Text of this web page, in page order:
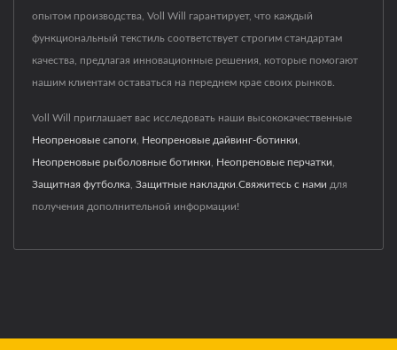
опытом производства, Voll Will гарантирует, что каждый
функциональный текстиль соответствует строгим стандартам
качества, предлагая инновационные решения, которые помогают
нашим клиентам оставаться на переднем крае своих рынков.
Voll Will приглашает вас исследовать наши высококачественные
Неопреновые сапоги Неопреновые дайвинг-ботинки
Неопреновые рыболовные ботинки Неопреновые перчатки
Защитная футболка Защитные накладки Свяжитесь с нами для
получения дополнительной информации!